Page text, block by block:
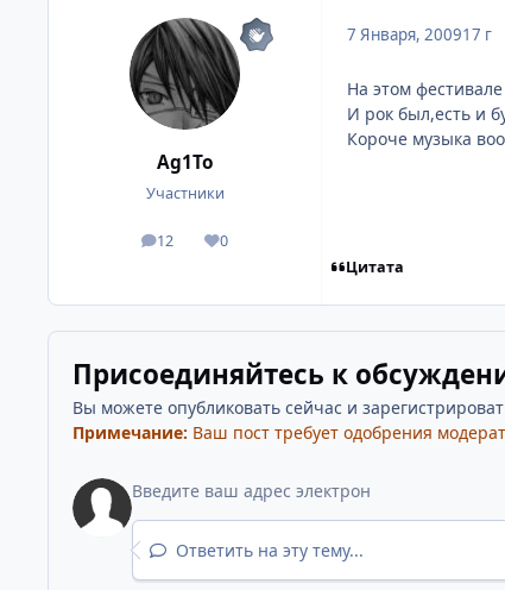
Ag1To
Участники
12
посты 0
Репутация
7 Января, 200917 г
На этом
И рок был,есть и
Короче музыка
Цитата
Присоединяйтесь к
Вы можете опубликовать сейчас и
Примечание: Ваш пост требует одобрения
Ответить на эту тему...